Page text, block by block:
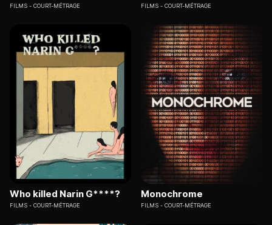
FILMS COURT-MÉTRAGE FILMS COURT-MÉTRAGE
Who killed Narin G****?
FILMS COURT-MÉTRAGE
Monochrome
FILMS COURT-MÉTRAGE